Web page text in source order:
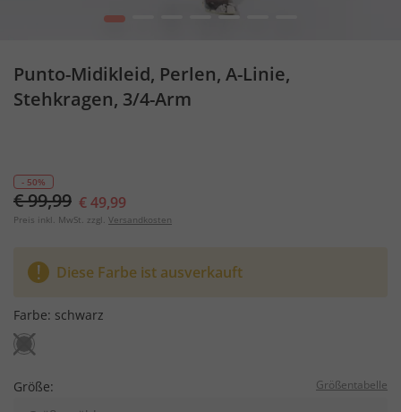
1
Punto-Midikleid, Perlen, A-Linie,
Stehkragen, 3/4-Arm
- 50%
€ 99,99 € 49,99
Preis inkl. MwSt. zzgl. Versandkosten
Diese Farbe ist ausverkauft
Farbe: schwarz
Größe: Größentabelle